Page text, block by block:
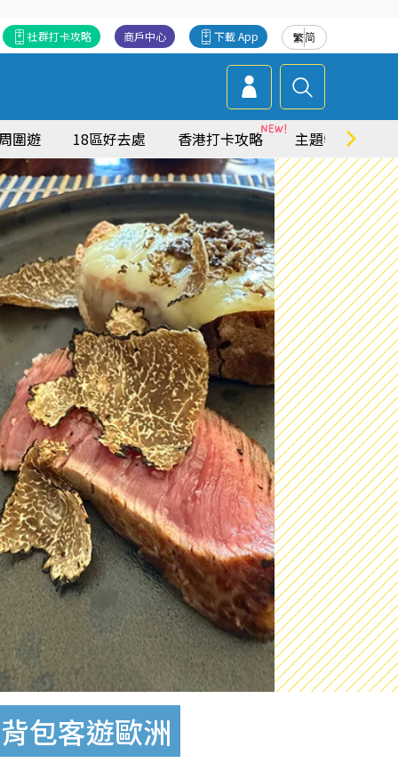
繁简
下載 App
商戶中心
社群打卡攻略
圍遊 18區好去處 香港打卡攻略 主題特集
包客遊歐洲